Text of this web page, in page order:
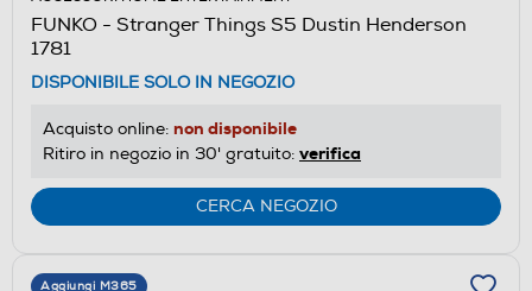
FUNKO - Stranger Things S5 Dustin Henderson
1781
DISPONIBILE SOLO IN NEGOZIO
Acquisto online: non disponibile
Ritiro in negozio in 30' gratuito: verifica
CERCA NEGOZIO
Aggiungi M365